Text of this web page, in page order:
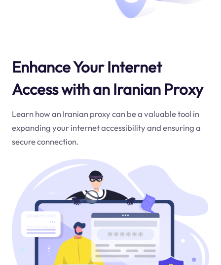
Enhance Your Internet
Access with an Iranian Proxy
Learn how an Iranian proxy can be a valuable tool in
expanding your internet accessibility and ensuring a
secure connection.